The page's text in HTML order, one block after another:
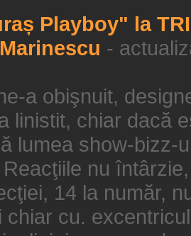
Playboy" la
-
a obişnuit,
linistit, chiar dacă
lumea show-bizz-
nu
14 la număr,
chiar cu.